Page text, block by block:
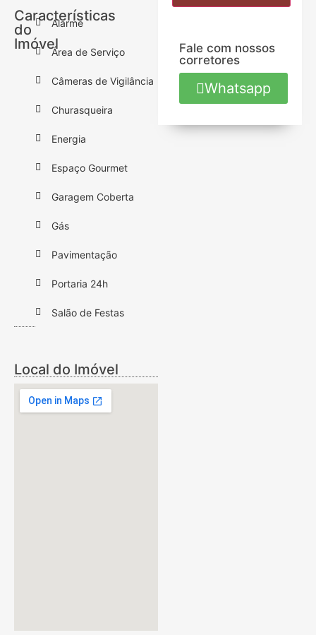
Características
do
Imóvel
Alarme
Área de Serviço
Câmeras de Vigilância
Churasqueira
Energia
Espaço Gourmet
Garagem Coberta
Gás
Pavimentação
Portaria 24h
Salão de Festas
Local do Imóvel
Fale com nossos
corretores
Whatsapp